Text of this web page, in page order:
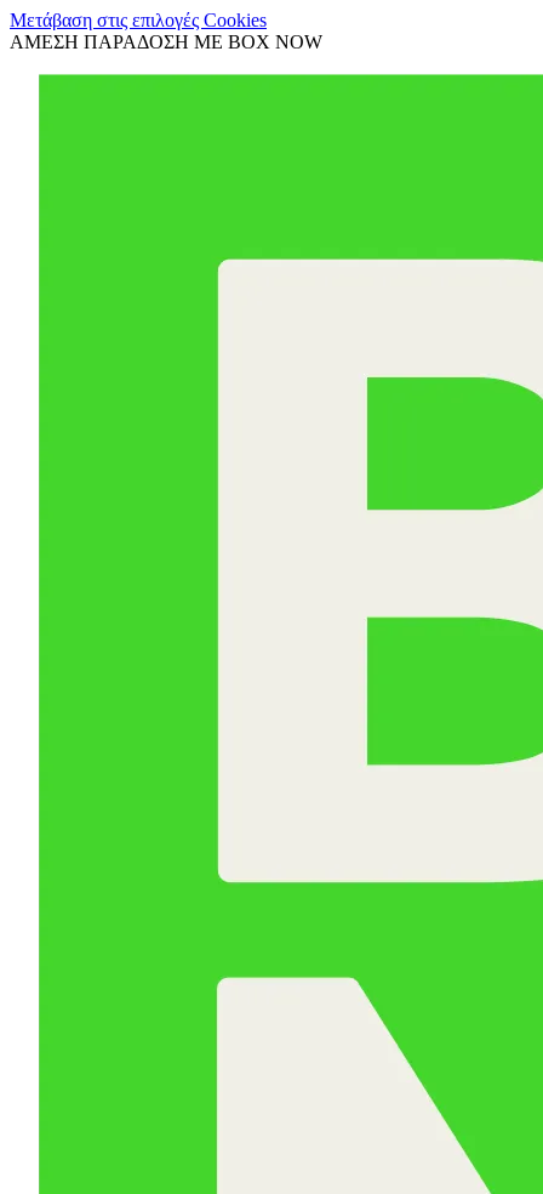
Μετάβαση στις επιλογές Cookies
ΑΜΕΣΗ ΠΑΡΑΔΟΣΗ ΜΕ BOX NOW